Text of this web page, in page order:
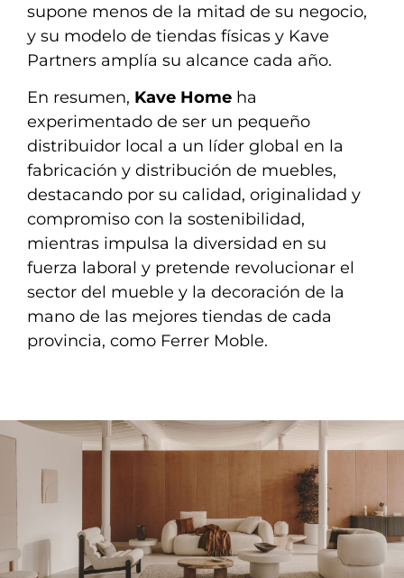
supone menos de la mitad de su negocio,
y su modelo de tiendas físicas y Kave
Partners amplía su alcance cada año.
En resumen, Kave Home ha
experimentado de ser un pequeño
distribuidor local a un líder global en la
fabricación y distribución de muebles,
destacando por su calidad, originalidad y
compromiso con la sostenibilidad,
mientras impulsa la diversidad en su
fuerza laboral y pretende revolucionar el
sector del mueble y la decoración de la
mano de las mejores tiendas de cada
provincia, como Ferrer Moble.